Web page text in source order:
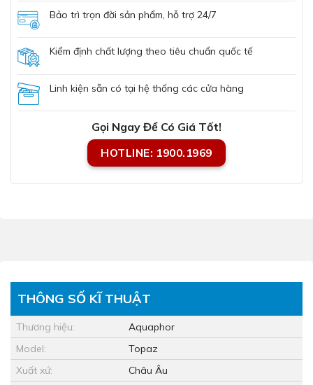
Bảo trì trọn đời sản phẩm, hỗ trợ 24/7
Kiểm định chất lượng theo tiêu chuẩn quốc tế
Linh kiện sẵn có tại hệ thống các cửa hàng
Gọi Ngay Để Có Giá Tốt!
HOTLINE: 1900.1969
THÔNG SỐ KĨ THUẬT
Thương hiệu:
Aquaphor
Model:
Topaz
Xuất xứ:
Châu Âu